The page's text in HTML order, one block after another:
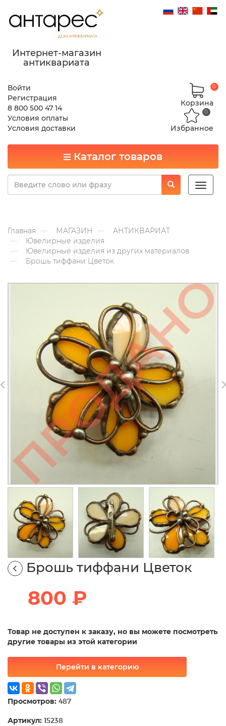
Интернет-магазин
антиквариата
Войти
Регистрация
8 800 500 47 14
Условия оплаты
Условия доставки
Корзина
0
Избранное
0
Каталог товаров
Toggle
Главная МАГАЗИН
АНТИКВАРИАТ
Ювелирные изделия
Ювелирные изделия из других материалов
Брошь тиффани Цветок
Брошь тиффани Цветок
800 ₽
Товар не доступен к заказу, но вы можете посмотреть
другие товары из этой категории
Перейти в категорию
Просмотров: 487
Артикул: 15238